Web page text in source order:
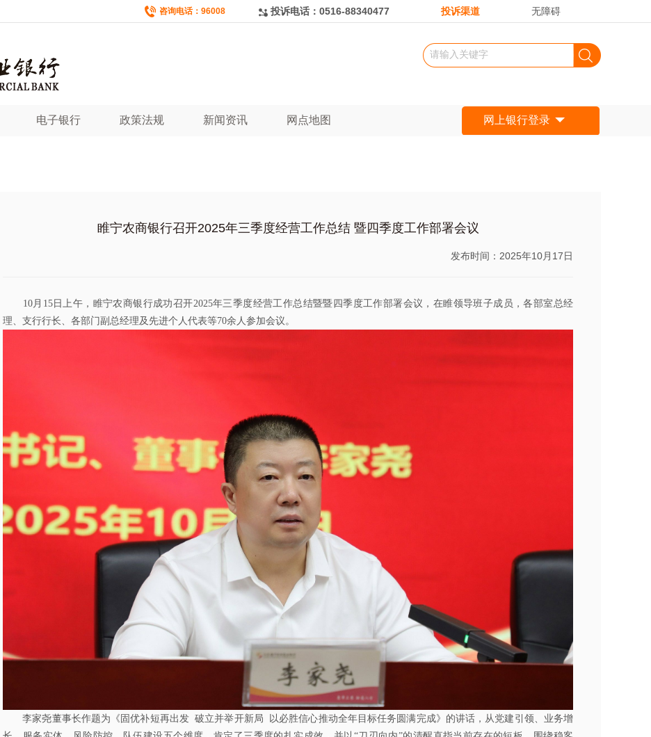
咨询电话：96008 投诉电话：0516-88340477 投诉渠道 无障碍
电子银行 政策法规 新闻资讯 网点地图 网上银行登录
睢宁农商银行召开2025年三季度经营工作总结 暨四季度工作部署会议
发布时间：2025年10月17日
10月15日上午，睢宁农商银行成功召开2025年三季度经营工作总结暨暨四季度工作部署会议，在睢领导班子成员，各部室总经
理、支行行长、各部门副总经理及先进个人代表等70余人参加会议。
李家尧董事长作题为《固优补短再出发 破立并举开新局 以必胜信心推动全年目标任务圆满完成》的讲话，从党建引领、业务增